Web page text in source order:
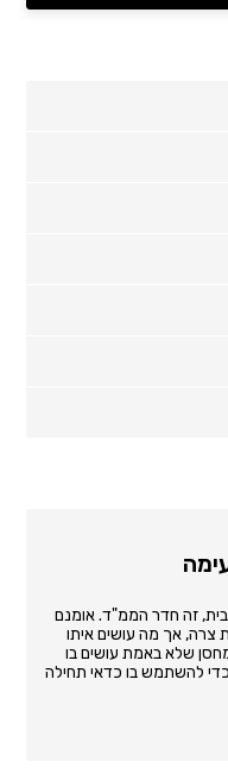
זה חדר הממ"ד. אומנם
צרה, אך מה עושים איתו
מחסן שלא באמת עושים בו
להשתמש בו כדאי תחילה